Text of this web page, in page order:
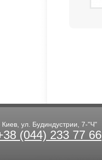
Киев, ул. Будиндустрии, 7-"Ч"
(044) 233 77 66